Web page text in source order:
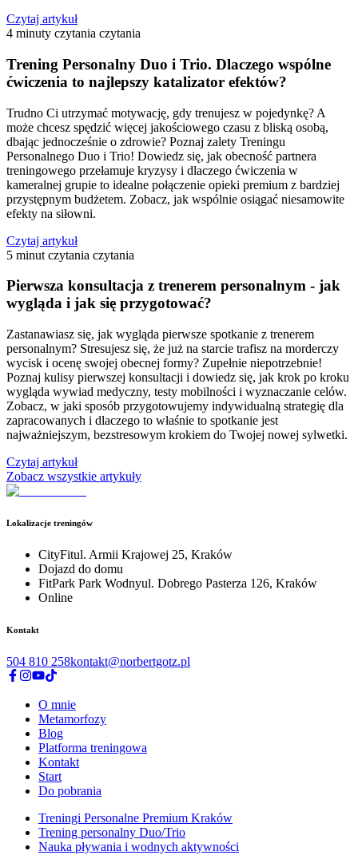
Czytaj artykuł
4 minuty czytania czytania
Trening Personalny Duo i Trio. Dlaczego wspólne
ćwiczenia to najlepszy katalizator efektów?
Trudno Ci utrzymać motywację, gdy trenujesz w pojedynkę? A
może chcesz spędzić więcej jakościowego czasu z bliską osobą,
dbając jednocześnie o zdrowie? Poznaj zalety Treningu
Personalnego Duo i Trio! Dowiedz się, jak obecność partnera
treningowego przełamuje kryzysy i dlaczego ćwiczenia w
kameralnej grupie to idealne połączenie opieki premium z bardziej
przystępnym budżetem. Zobacz, jak wspólnie osiągać niesamowite
efekty na siłowni.
Czytaj artykuł
5 minut czytania czytania
Pierwsza konsultacja z trenerem personalnym - jak
wygląda i jak się przygotować?
Zastanawiasz się, jak wygląda pierwsze spotkanie z trenerem
personalnym? Stresujesz się, że już na starcie trafisz na morderczy
wycisk i ocenę swojej obecnej formy? Zupełnie niepotrzebnie!
Poznaj kulisy pierwszej konsultacji i dowiedz się, jak krok po kroku
wygląda wywiad medyczny, testy mobilności i wyznaczanie celów.
Zobacz, w jaki sposób przygotowujemy indywidualną strategię dla
zapracowanych i dlaczego to właśnie to spotkanie jest
najważniejszym, bezstresowym krokiem do Twojej nowej sylwetki.
Czytaj artykuł
Zobacz wszystkie artykuły
Lokalizacje treningów
CityFitul. Armii Krajowej 25, Kraków
Dojazd do domu
FitPark Park Wodnyul. Dobrego Pasterza 126, Kraków
Online
Kontakt
504 810 258kontakt@norbertgotz.pl
O mnie
Metamorfozy
Blog
Platforma treningowa
Kontakt
Start
Do pobrania
Treningi Personalne Premium Kraków
Trening personalny Duo/Trio
Nauka pływania i wodnych aktywności